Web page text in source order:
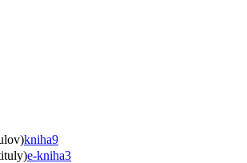
kniha9
e-kniha3